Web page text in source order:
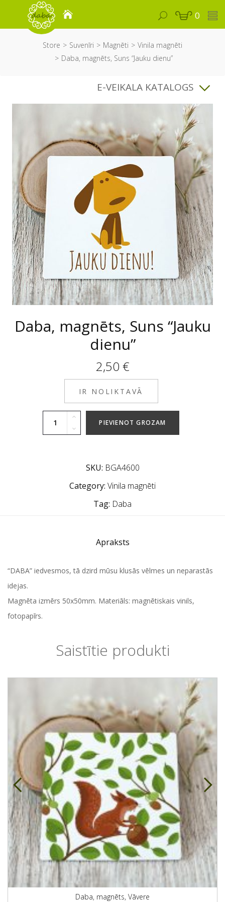
0
Store Suvenīri Magnēti
Vinila magnēti
Daba, magnēts, Suns “Jauku dienu”
E-VEIKALA KATALOGS
Daba, magnēts, Suns “Jauku
dienu”
2,50 €
IR NOLIKTAVĀ
PIEVIENOT GROZAM
SKU: BGA4600
Category: Vinila magnēti
Tag: Daba
Apraksts
“DABA” iedvesmos, tā dzird mūsu klusās vēlmes un neparastās
idejas.
Magnēta izmērs 50x50mm. Materiāls: magnētiskais vinils,
fotopapīrs.
Saistītie produkti
Daba, magnēts, Vāvere